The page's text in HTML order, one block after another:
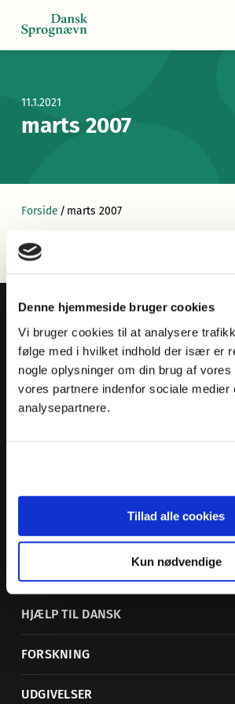
Denne hjemmeside bruger cookies
Vi bruger cookies til at analysere
følge med i hvilket indhold der især er
nogle oplysninger om din brug af
vores partnere indenfor sociale medier
analysepartnere.
Tillad alle cookies
Kun nødvendige
11.1.2021
marts 2007
Forside / marts 2007
Dansk Sprognævn
Adelgade 119 B
5400 Bogense
HJÆLP TIL DANSK
FORSKNING
UDGIVELSER